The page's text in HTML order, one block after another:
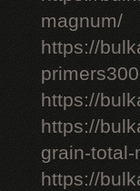
magnum/
https://
https://
https://
grain-
https://